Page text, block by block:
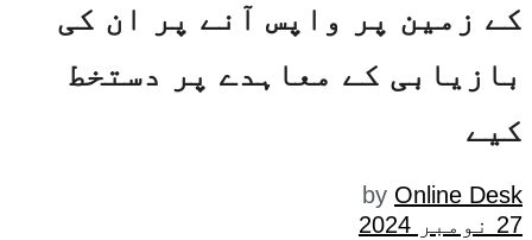
کے زمین پر واپس آنے پر ان کی
بازیابی کے معاہدے پر دستخط
کیے
by Online Desk
27 نومبر 2024